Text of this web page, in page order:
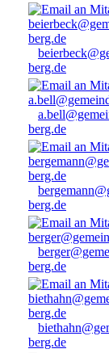
berg.de
berg.de
berg.de
berg.de
berg.de